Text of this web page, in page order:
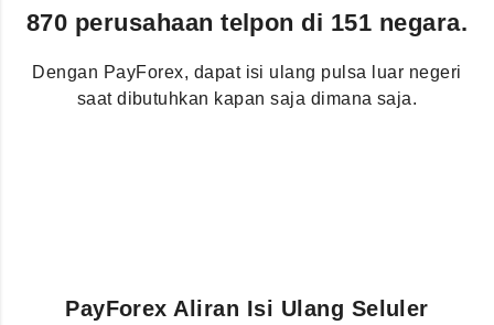
870 perusahaan telpon di 151 negara.
Dengan PayForex, dapat isi ulang pulsa luar negeri
saat dibutuhkan kapan saja dimana saja.
PayForex Aliran Isi Ulang Seluler